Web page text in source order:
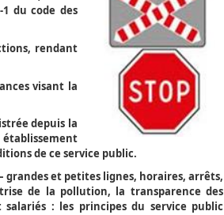
du code des
rendant
visant la
depuis la
établissement
de ce service public.
grandes et petites lignes, horaires, arrêts,
de la pollution, la transparence des
: les principes du service public